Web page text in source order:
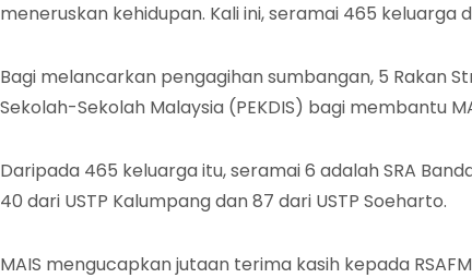
meneruskan kehidupan. Kali ini, seramai 465
Bagi melancarkan pengagihan sumbangan, 5 Rakan
Sekolah-Sekolah Malaysia (PEKDIS) bagi membantu
Daripada 465 keluarga itu, seramai 6 adalah SRA
40 dari USTP Kalumpang dan 87 dari USTP Soeharto.
MAIS mengucapkan jutaan terima kasih kepada